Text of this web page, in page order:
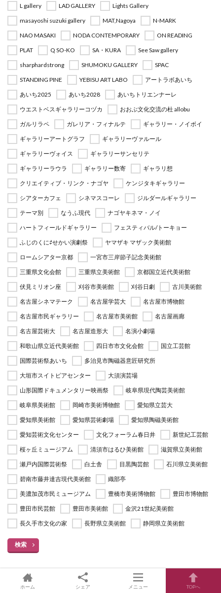
L gallery
LAD GALLERY
Lights Gallery
masayoshi suzuki gallery
MAT,Nagoya
N-MARK
NAO MASAKI
NODA CONTEMPORARY
ON READING
PLAT
Q SO-KO SA・KURA
See Saw gallery
sharphardstrong
SHUMOKU GALLERY
SPAC
STANDING PINE
YEBISU ART LABO
アートラボあいち
あいち2025
あいち2028
あいちトリエンナーレ
ウエストベスギャラリーコヅカ
おおぶ文化交流の杜 allobu
ガルリラペ
ガレリア・フィナルテ
ギャラリー・ノイボイ
ギャラリーアートグラフ
ギャラリーヴァルール
ギャラリーヴォイス
ギャラリーサンセリテ
ギャラリーラウラ
ギャラリー数寄
ギャラリ想
クリエイティブ・リンク・ナゴヤ
ケンジタキギャラリー
シアターカフェ
シネマスコーレ
ジルダールギャラリー
テーマ別
なうふ現代
ナゴヤキネマ・ノイ
ハートフィールドギャラリー
フェスティバル/トーキョー
ふじのくに⇄せかい演劇祭
ヤマザキ マザック美術館
ロームシアター京都
一宮市三岸節子記念美術館
三重県文化会館
三重県立美術館
京都国立近代美術館
伏見ミリオン座
刈谷市美術館 刈谷日劇
古川美術館
名古屋シネマテーク
名古屋学芸大
名古屋市博物館
名古屋市民ギャラリー
名古屋市美術館
名古屋画廊
名古屋芸術大
名古屋造形大
名演小劇場
和歌山県立近代美術館
四日市市文化会館
国立工芸館
国際芸術祭あいち
多治見市陶磁器意匠研究所
大垣市スイトピアセンター
大須演芸場
山形国際ドキュメンタリー映画祭
岐阜県現代陶芸美術館
岐阜県美術館
岡崎市美術博物館
愛知県立芸大
愛知県美術館
愛知県芸術劇場
愛知県陶磁美術館
愛知芸術文化センター
文化フォーラム春日井
新世紀工芸館
桜ヶ丘ミュージアム
清須市はるひ美術館
滋賀県立美術館
瀬戸内国際芸術祭
白土舎 目黒陶芸館
石川県立美術館
碧南市藤井達吉現代美術館
織部亭
美濃加茂市民ミュージアム
豊橋市美術博物館
豊田市博物館
豊田市民芸館
豊田市美術館
金沢21世紀美術館
長久手市文化の家
長野県立美術館 静岡県立美術館
検索
テーマ別展覧会一覧
ホーム シェア メニュー TOPへ